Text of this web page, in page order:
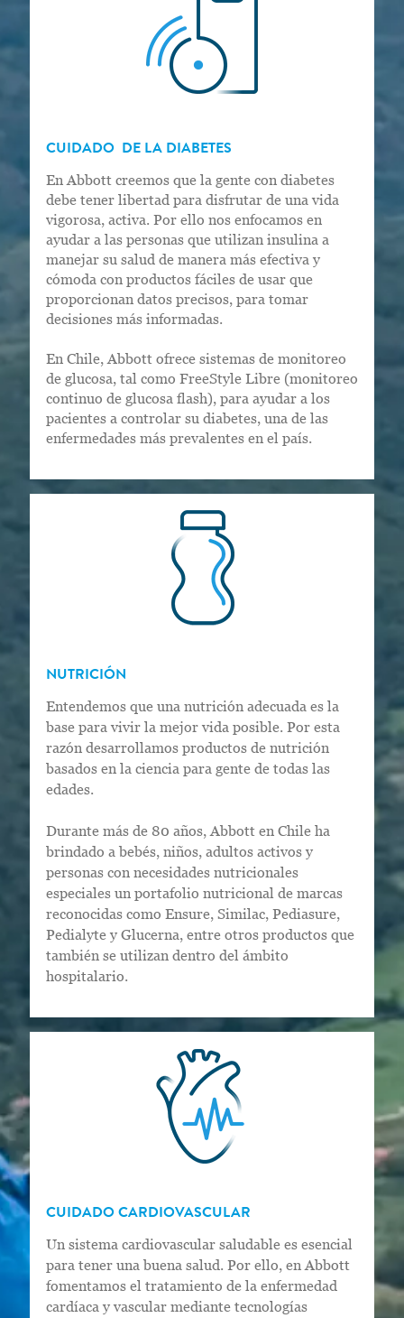
CUIDADO DE LA DIABETES
En Abbott creemos que la gente con diabetes
debe tener libertad para disfrutar de una vida
vigorosa, activa. Por ello nos enfocamos en
ayudar a las personas que utilizan insulina a
manejar su salud de manera más efectiva y
cómoda con productos fáciles de usar que
proporcionan datos precisos, para tomar
decisiones más informadas.
En Chile, Abbott ofrece sistemas de monitoreo
de glucosa, tal como FreeStyle Libre (monitoreo
continuo de glucosa flash), para ayudar a los
pacientes a controlar su diabetes, una de las
enfermedades más prevalentes en el país.
NUTRICIÓN
Entendemos que una nutrición adecuada es la
base para vivir la mejor vida posible. Por esta
razón desarrollamos productos de nutrición
basados en la ciencia para gente de todas las
edades.
Durante más de 80 años, Abbott en Chile ha
brindado a bebés, niños, adultos activos y
personas con necesidades nutricionales
especiales un portafolio nutricional de marcas
reconocidas como Ensure, Similac, Pediasure,
Pedialyte y Glucerna, entre otros productos que
también se utilizan dentro del ámbito
hospitalario.
CUIDADO CARDIOVASCULAR
Un sistema cardiovascular saludable es esencial
para tener una buena salud. Por ello, en Abbott
fomentamos el tratamiento de la enfermedad
cardíaca y vascular mediante tecnologías